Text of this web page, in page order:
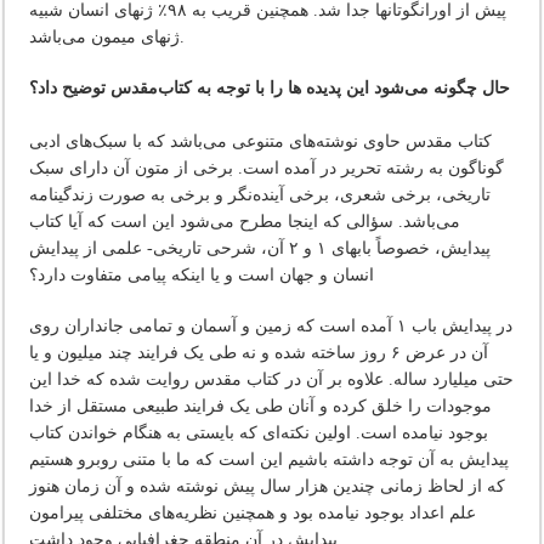
پیش از اورانگوتانها جدا شد. همچنین قریب به ۹۸٪ ژنهای انسان شبیه
ژنهای میمون می‌باشد.
حال چگونه می‌شود این پدیده ها را با توجه به کتاب‌مقدس توضیح داد؟
کتاب مقدس حاوی نوشته‌های متنوعی می‌باشد که با سبک‌های ادبی
گوناگون به رشته تحریر در آمده است. برخی از متون آن دارای سبک
تاریخی، برخی شعری، برخی آینده‌نگر و برخی به صورت زندگینامه
می‌باشد. سؤالی که اینجا مطرح می‌شود این است که آیا کتاب
پیدایش، خصوصاً بابهای ۱ و ۲ آن، شرحی تاریخی- علمی از پیدایش
انسان و جهان است و یا اینکه پیامی متفاوت دارد؟
در پیدایش باب ۱ آمده است که زمین و آسمان و تمامی جانداران روی
آن در عرض ۶ روز ساخته شده و نه طی یک فرایند چند میلیون و یا
حتی میلیارد ساله. علاوه بر آن در کتاب مقدس روایت شده که خدا این
موجودات را خلق کرده و آنان طی یک فرایند طبیعی مستقل از خدا
بوجود نیامده است. اولین نکته‌ای که بایستی به هنگام خواندن کتاب
پیدایش به آن توجه داشته باشیم این است که ما با متنی روبرو هستیم
که از لحاظ زمانی چندین هزار سال پیش نوشته شده و آن زمان هنوز
علم اعداد بوجود نیامده بود و همچنین نظریه‌های مختلفی پیرامون